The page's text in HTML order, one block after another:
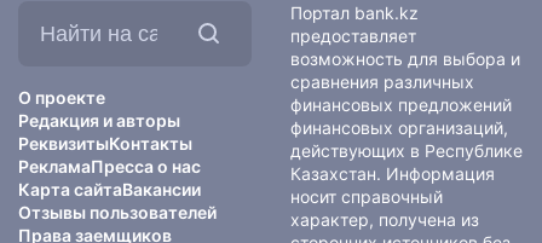
О проекте
Редакция и авторы
РеквизитыКонтакты
РекламаПресса о нас
Карта сайтаВакансии
Отзывы пользователей
Права заемщиков
Портал bank.kz
предоставляет
возможность для выбора и
сравнения различных
финансовых предложений
финансовых организаций,
действующих в Республике
Казахстан. Информация
носит справочный
характер, получена из